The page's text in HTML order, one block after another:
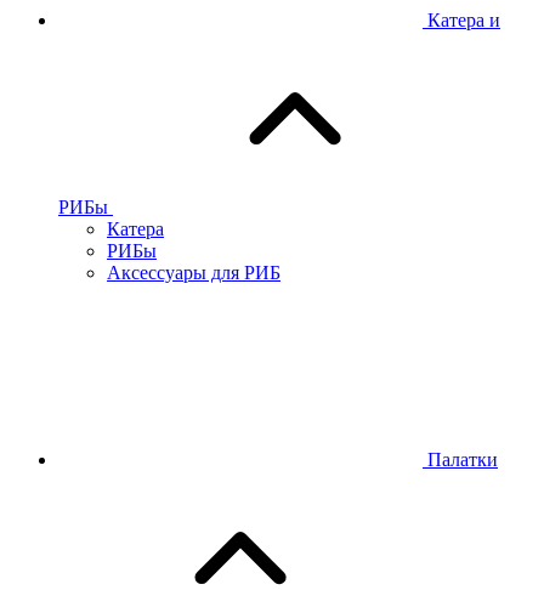
Катера и
РИБы
Катера
РИБы
Аксессуары для РИБ
Палатки